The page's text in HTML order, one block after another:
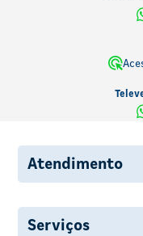
Atendimento
Serviços